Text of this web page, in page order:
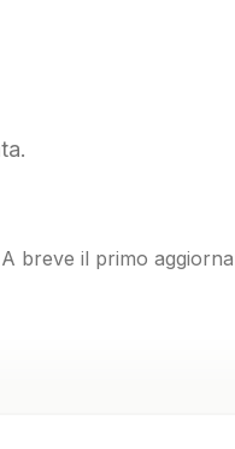
A breve il primo